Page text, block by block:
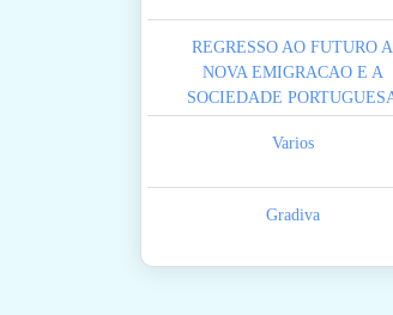
REGRESSO AO FUTURO A
NOVA EMIGRACAO E A
SOCIEDADE
Varios
Gradiva